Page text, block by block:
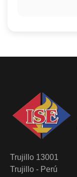
Trujillo 13001
Trujillo - Perú